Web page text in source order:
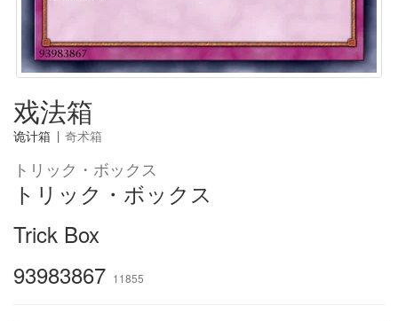
戏法箱
诡计箱 | 奇术箱
トリック・ボックス
トリック・ボックス
Trick Box
93983867 11855